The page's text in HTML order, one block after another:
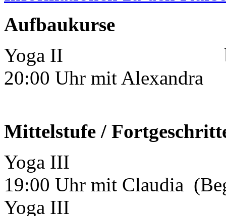
Aufbaukurse
Yoga II
20:00 Uhr mit Alexandra
Mittelstufe /
Yoga III
19:00 Uhr mit Claudia
Yoga III